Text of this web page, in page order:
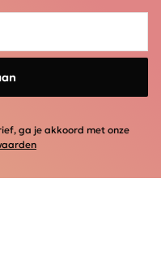
ga je akkoord met onze